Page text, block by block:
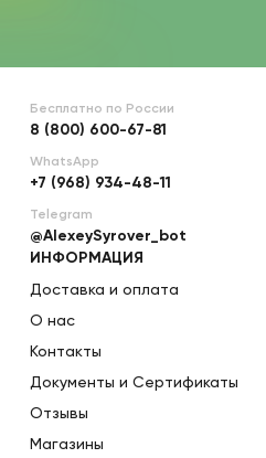
Бесплатно по России
8 (800) 600-67-81
WhatsApp
+7 (968) 934-48-11
Telegram
@AlexeySyrover_bot
ИНФОРМАЦИЯ
Доставка и оплата
О нас
Контакты
Документы и Сертификаты
Отзывы
Магазины